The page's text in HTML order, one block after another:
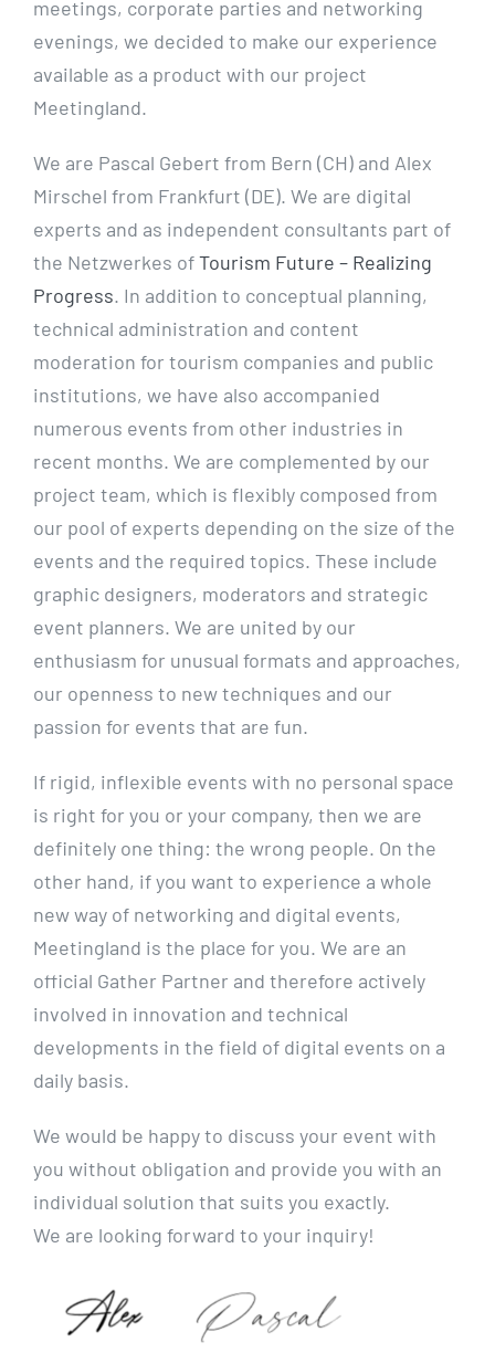
meetings, corporate parties and networking
evenings, we decided to make our experience
available as a product with our project
Meetingland.
We are Pascal Gebert from Bern (CH) and Alex
Mirschel from Frankfurt (DE). We are digital
experts and as independent consultants part of
the Netzwerkes ofTourism Future – Realizing
Progress. In addition to conceptual planning,
technical administration and content
moderation for tourism companies and public
institutions, we have also accompanied
numerous events from other industries in
recent months. We are complemented by our
project team, which is flexibly composed from
our pool of experts depending on the size of the
events and the required topics. These include
graphic designers, moderators and strategic
event planners. We are united by our
enthusiasm for unusual formats and approaches,
our openness to new techniques and our
passion for events that are fun.
If rigid, inflexible events with no personal space
is right for you or your company, then we are
definitely one thing: the wrong people. On the
other hand, if you want to experience a whole
new way of networking and digital events,
Meetingland is the place for you. We are an
official Gather Partner and therefore actively
involved in innovation and technical
developments in the field of digital events on a
daily basis.
We would be happy to discuss your event with
you without obligation and provide you with an
individual solution that suits you exactly.
We are looking forward to your inquiry!